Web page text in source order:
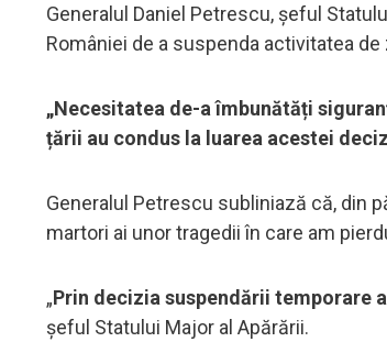
Generalul Daniel Petrescu, șeful
României de a suspenda activitatea de
„Necesitatea de-a îmbunătăți
țării au condus la luarea acestei
Generalul Petrescu subliniază că, din
martori ai unor tragedii în care am
„Prin decizia suspendării temporare
șeful Statului Major al Apărării.